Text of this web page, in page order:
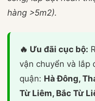
hàng >5m2).
🔥 Ưu đãi cục bộ:
vận chuyển và lắp
quận: Hà Đông,
Từ Liêm, Bắc Từ